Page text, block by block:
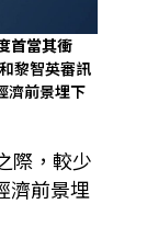
首當其衝
黎智英審訊
濟前景埋下
際，較少
濟前景埋